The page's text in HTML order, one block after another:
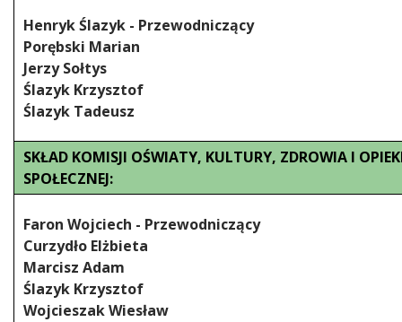
Henryk Ślazyk - Przewodniczący
Porębski Marian
Jerzy Sołtys
Ślazyk Krzysztof
Ślazyk Tadeusz
SKŁAD KOMISJI OŚWIATY, KULTURY, ZDROWIA I
SPOŁECZNEJ:
Faron Wojciech - Przewodniczący
Curzydło Elżbieta
Marcisz Adam
Ślazyk Krzysztof
Wojcieszak Wiesław